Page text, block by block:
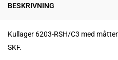
BESKRIVNING
Kullager 6203-RSH/C3 med
SKF.